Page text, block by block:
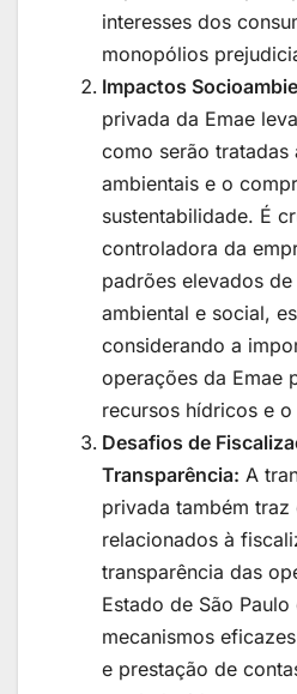
interesses dos
monopólios
Impactos
privada da Emae
como serão tratadas
ambientais e o
sustentabilidade. É
controladora da
padrões elevados
ambiental e social,
considerando a
operações da Emae
recursos hídricos e
Desafios de
Transparência: A
privada também traz
relacionados à
transparência das
Estado de São
mecanismos
e prestação de